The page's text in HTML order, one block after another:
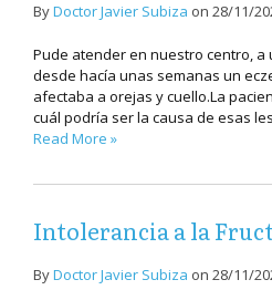
ByDoctor Javier Subiza on 28/11/
Pude atender en nuestro centro,
desde hacía unas semanas un
afectaba a orejas y cuello.La
cuál podría ser la causa de esas
Read More »
Intolerancia a la
ByDoctor Javier Subiza on 28/11/